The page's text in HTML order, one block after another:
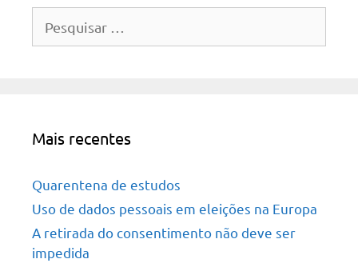
por:
Mais recentes
Quarentena de estudos
Uso de dados pessoais em eleições na Europa
A retirada do consentimento não deve ser
impedida